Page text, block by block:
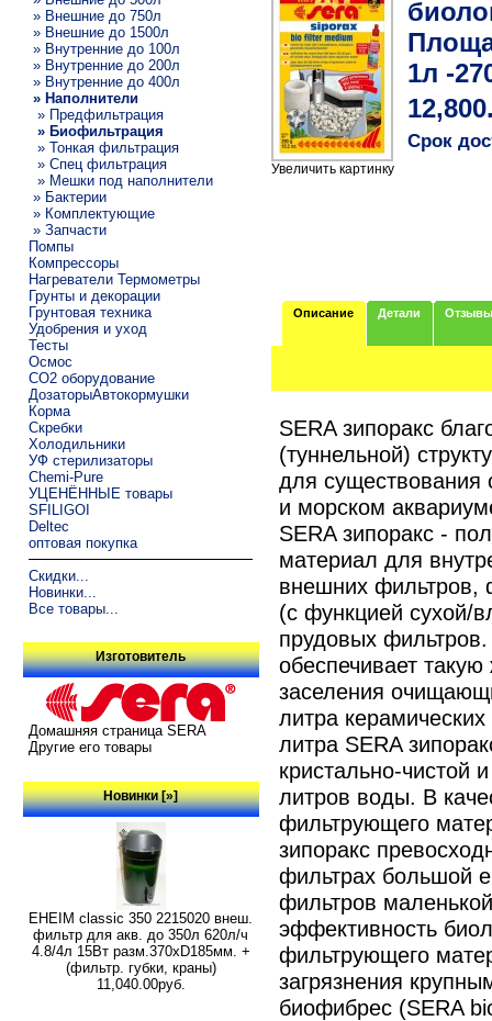
» Внешние до 750л
» Внешние до 1500л
» Внутренние до 100л
» Внутренние до 200л
» Внутренние до 400л
» Наполнители
» Предфильтрация
» Биофильтрация
» Тонкая фильтрация
» Спец фильтрация
» Мешки под наполнители
» Бактерии
» Комплектующие
» Запчасти
Помпы
Компрессоры
Нагреватели Термометры
Грунты и декорации
Грунтовая техника
Удобрения и уход
Тесты
Осмос
CO2 оборудование
ДозаторыАвтокормушки
Корма
Скребки
Холодильники
УФ стерилизаторы
Chemi-Pure
УЦЕНЁННЫЕ товары
SFILIGOI
Deltec
оптовая покупка
Скидки...
Новинки...
Все товары...
Изготовитель
Домашняя страница SERA
Другие его товары
Новинки [»]
EHEIM classic 350 2215020 внеш.
фильтр для акв. до 350л 620л/ч
4.8/4л 15Вт разм.370хD185мм. +
(фильтр. губки, краны)
11,040.00руб.
Увеличить картинку
1л -
Срок
Описание Детали Отзывы
SERA зипоракс
(туннельной)
для
и морском
SERA зипоракс -
материал для
внешних фильтров,
(с функцией сухой/
прудовых
обеспечивает
заселения
литра
литра SERA
кристально-чистой
литров воды. В
фильтрующего
зипоракс
фильтрах большой
фильтров
эффективность
фильтрующего
загрязнения
биофибрес (SERA